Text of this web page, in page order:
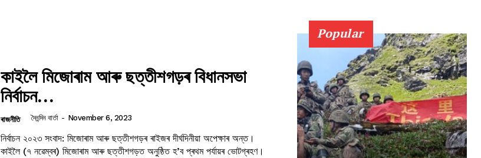
কাইলৈ ​​মিজোৰাম আৰু ছত্তীশগড়ৰ বিধানসভা
নিৰ্বাচন…
ৰাজনীতি দৈনন্দিন বাৰ্তা - November 6, 2023
নিৰ্বাচন ২০২৩ সংবাদ: মিজোৰাম আৰু ছত্তীশগড়ৰ ৰাইজৰ দীৰ্ঘদিনীয়া অপেক্ষাৰ অন্ত।
কাইলৈ (৭ নৱেম্বৰ) মিজোৰাম আৰু ছত্তীশগড়ত অনুষ্ঠিত হ’ব প্ৰথম পৰ্যায়ৰ ভোটগ্ৰহণ।
Popular